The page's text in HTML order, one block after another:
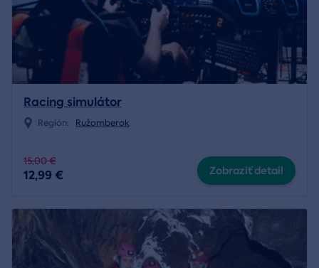
Racing simulátor
Región: Ružomberok
15,00 €
12,99 € Zobraziť detail